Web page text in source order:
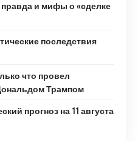
и мифы о «сделке
последствия
что провел
Трампом
прогноз на 11 августа